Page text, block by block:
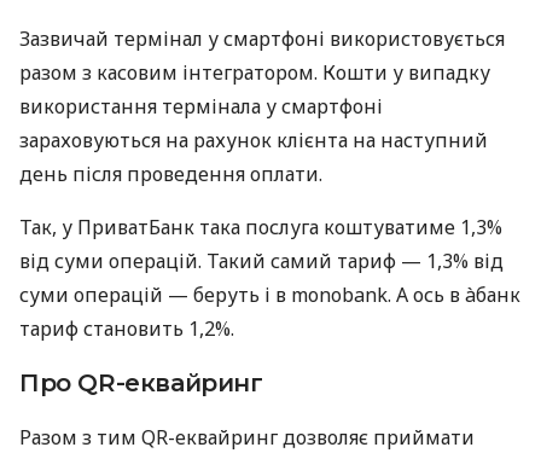
Зазвичай термінал у смартфоні використовується
разом з касовим інтегратором. Кошти у випадку
використання термінала у смартфоні
зараховуються на рахунок клієнта на наступний
день після проведення оплати.
Так, у ПриватБанк така послуга коштуватиме 1,3%
від суми операцій. Такий самий тариф — 1,3% від
суми операцій — беруть і в monobank. А ось в àбанк
тариф становить 1,2%.
Про QR-еквайринг
Разом з тим QR-еквайринг дозволяє приймати